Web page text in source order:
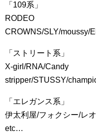
「109系」
RODEO
CROWNS/SLY/moussy/
「ストリート系」
X-girl/RNA/Candy
stripper/STUSSY/
「エレガンス系」
伊太利屋/フォクシー/レ
etc…